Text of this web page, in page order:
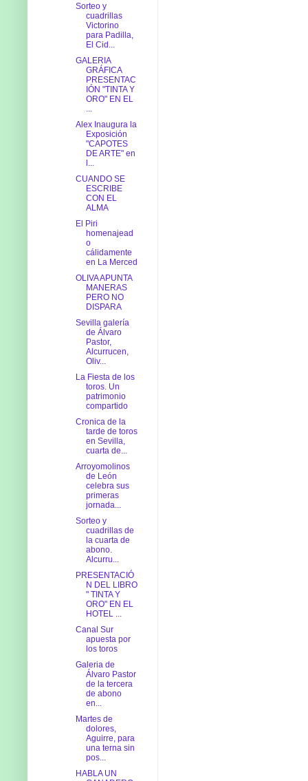
Sorteo y
cuadrillas
Victorino
para Padilla,
El Cid...
GALERIA
GRÁFICA
PRESENTAC
IÓN "TINTA Y
ORO" EN EL
Alex Inaugura la
Exposición
"CAPOTES
DE ARTE" en
l...
CUANDO SE
ESCRIBE
CON EL
ALMA
El Piri
homenajead
o
cálidamente
en La Merced
OLIVA APUNTA
MANERAS
PERO NO
DISPARA
Sevilla galería
de Álvaro
Pastor,
Alcurrucen,
Oliv...
La Fiesta de los
toros. Un
patrimonio
compartido
Cronica de la
tarde de toros
en Sevilla,
cuarta de...
Arroyomolinos
de León
celebra sus
primeras
jornada...
Sorteo y
cuadrillas de
la cuarta de
abono.
Alcurru...
PRESENTACIÓ
N DEL LIBRO
" TINTA Y
ORO" EN EL
HOTEL ...
Canal Sur
apuesta por
los toros
Galeria de
Álvaro Pastor
de la tercera
de abono
en...
Martes de
dolores,
Aguirre, para
una terna sin
pos...
HABLA UN